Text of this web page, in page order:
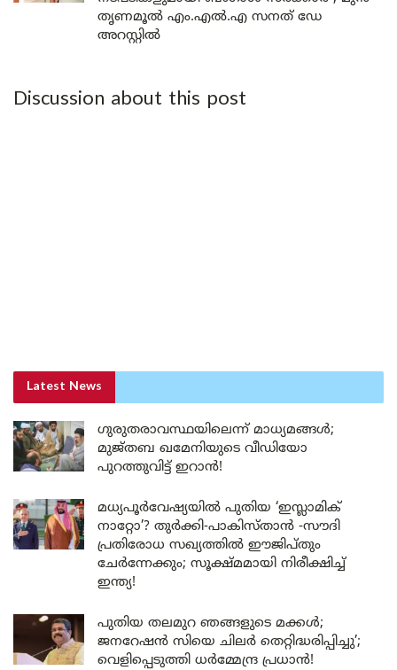
തൃണമൂൽ എം.എൽ.എ സനത് ഡേ
അറസ്റ്റിൽ
Discussion about this post
Latest News
ഗുരുതരാവസ്ഥയിലെന്ന് മാധ്യമങ്ങൾ;
മുജ്തബ ഖമേനിയുടെ വീഡിയോ
പുറത്തുവിട്ട് ഇറാൻ!
മധ്യപൂർവേഷ്യയിൽ പുതിയ ‘ഇസ്ലാമിക്
നാറ്റോ’? തുർക്കി-പാകിസ്താൻ -സൗദി
പ്രതിരോധ സഖ്യത്തിൽ ഈജിപ്തും
ചേർന്നേക്കും; സൂക്ഷ്മമായി നിരീക്ഷിച്ച്
ഇന്ത്യ!
പുതിയ തലമുറ ഞങ്ങളുടെ മക്കൾ;
ജനറേഷൻ സിയെ ചിലർ തെറ്റിദ്ധരിപ്പിച്ചു’;
വെളിപ്പെടുത്തി ധർമ്മേന്ദ്ര പ്രധാൻ!